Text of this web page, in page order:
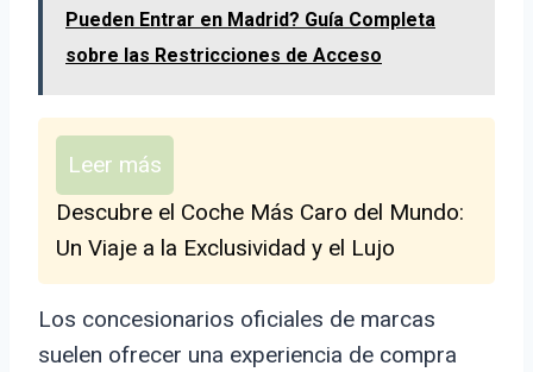
Pueden Entrar en Madrid? Guía Completa
sobre las Restricciones de Acceso
Leer más
Descubre el Coche Más Caro del Mundo:
Un Viaje a la Exclusividad y el Lujo
Los concesionarios oficiales de marcas
suelen ofrecer una experiencia de compra